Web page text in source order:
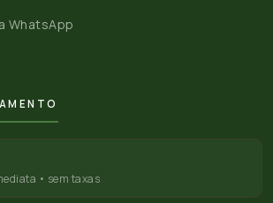
WhatsApp
• sem taxas